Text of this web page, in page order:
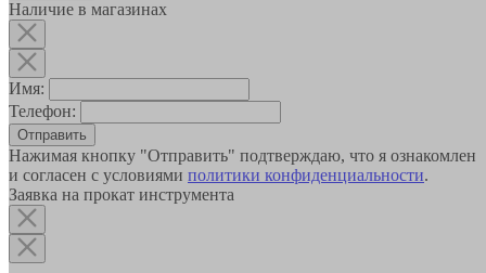
Наличие в магазинах
Имя:
Телефон:
Отправить
Нажимая кнопку "Отправить" подтверждаю, что я ознакомлен
и согласен с условиями политики конфиденциальности.
Заявка на прокат инструмента